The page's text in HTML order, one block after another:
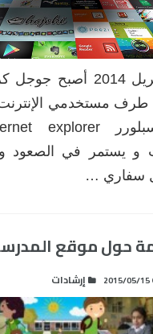
ابتداء من أبريل 2014
طرف مستخدمي الإنترنت
و يستمر في الصعود
سفاري …
حول موقع
2015/05/15 إرشادات